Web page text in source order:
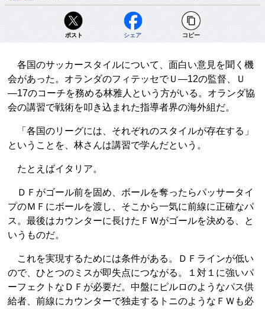
ポスト シェア コピー
各国のサッカースタイルについて、面白い意見を聞く機
会があった。オランダのフィテッセでＵ―12の監督、Ｕ
―17のコーチを務める林雅人という方がいる。オランダ協
会の講習で戦術を叩き込まれた指導者界の海外組だ。
「各国のリーグには、それぞれのスタイルが存在する」
ということを、林さんは講習で学んだという。
たとえばイタリア。
ＤＦがゴール前を固め、ボールを奪ったらパッサータイ
プのＭＦにボールを渡し、そこから一気に前線に正確なパ
ス。最後はカウンターに長けたＦＷがゴールを決める、と
いうものだ。
これを実現するためには条件がある。ＤＦラインが低い
ので、ひとつのミスが即失点につながる。１対１に強いパ
ーフェクトなＤＦが必要だ。中盤にピルロのようなパス供
給者、前線にカウンターで独走するトニのようなＦＷも必